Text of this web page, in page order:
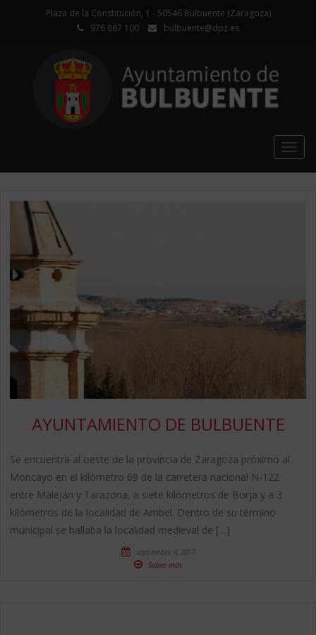
Plaza de la Constitución, 1 - 50546 Bulbuente (Zaragoza)
976 867 100
bulbuente@dpz.es
AYUNTAMIENTO DE BULBUENTE
Se encuentra al oeste de la provincia de Zaragoza próximo al
Moncayo en el kilómetro 69 de la carretera nacional N-122
entre Maleján y Tarazona, a siete kilómetros de Borja y a 3
kilómetros de la localidad de Ambel. Dentro de su término
municipal se hallaba la localidad medieval de […]
septiembre 4, 2017
Saber más